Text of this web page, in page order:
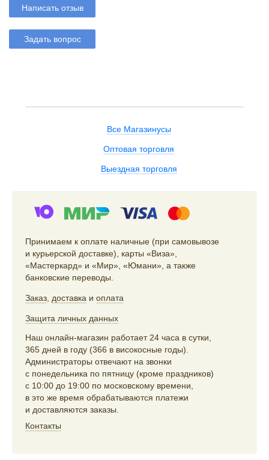
Написать отзыв
Задать вопрос
Все Магазинусы
Оптовая торговля
Выездная торговля
Принимаем к оплате наличные (при самовывозе
и курьерской доставке), карты «Виза»,
«Мастеркард» и «Мир», «Юмани», а также
банковские переводы.
Заказ доставка и оплата
Защита личных данных
Наш онлайн-магазин работает 24 часа в сутки,
365 дней в году (366 в високосные годы).
Администраторы отвечают на звонки
с понедельника по пятницу (кроме праздников)
с 10:00 до 19:00 по московскому времени,
в это же время обрабатываются платежи
и доставляются заказы.
Контакты